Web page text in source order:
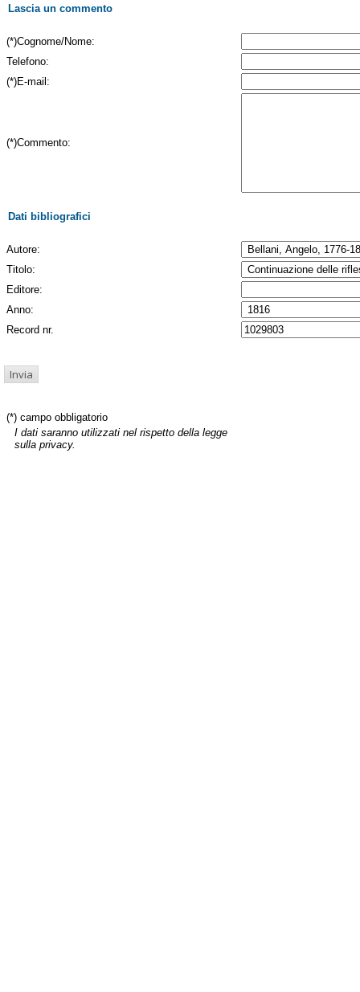
Lascia un commento
(*)Cognome/Nome:
Telefono:
(*)E-mail:
(*)Commento:
Dati bibliografici
Autore:
Titolo:
Editore:
Anno:
Record nr.
(*) campo obbligatorio
I dati saranno utilizzati nel rispetto della legge
sulla privacy.